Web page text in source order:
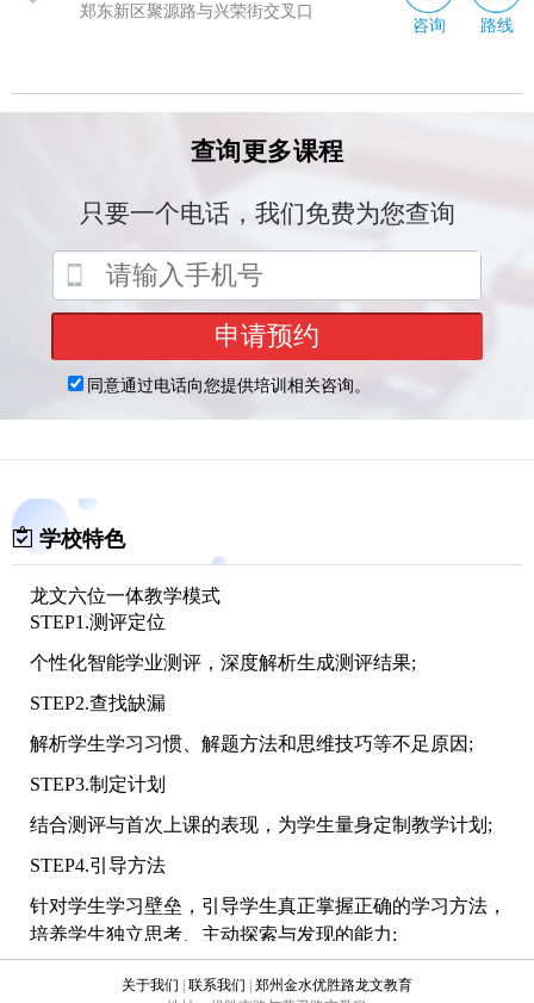
郑东新区聚源路与兴荣街交叉口
咨询 路线
学校特色
龙文六位一体教学模式
STEP1.测评定位
个性化智能学业测评，深度解析生成测评结果;
STEP2.查找缺漏
解析学生学习习惯、解题方法和思维技巧等不足原因;
STEP3.制定计划
结合测评与首次上课的表现，为学生量身定制教学计划;
STEP4.引导方法
针对学生学习壁垒，引导学生真正掌握正确的学习方法，
培养学生独立思考、主动探索与发现的能力;
STEP5.讲评击破
关于我们 | 联系我们 | 郑州金水优胜路龙文教育